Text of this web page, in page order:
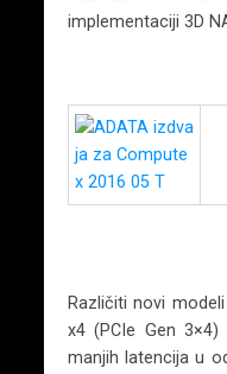
implementaciji 3D
Različiti novi
x4 (PCIe Gen
manjih latencija u